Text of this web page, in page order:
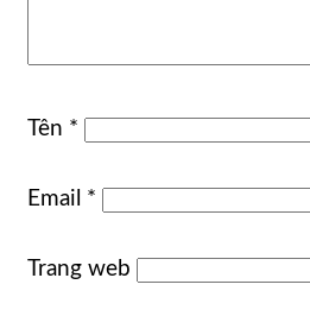
Tên *
Email *
Trang web